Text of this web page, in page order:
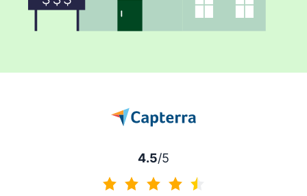
4.5/5